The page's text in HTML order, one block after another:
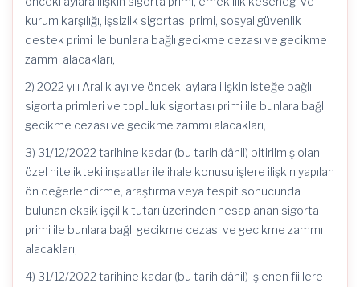
kurum karşılığı, işsizlik sigortası primi, sosyal güvenlik
destek primi ile bunlara bağlı gecikme cezası ve gecikme
zammı alacakları,
2) 2022 yılı Aralık ayı ve önceki aylara ilişkin isteğe bağlı
sigorta primleri ve topluluk sigortası primi ile bunlara bağlı
gecikme cezası ve gecikme zammı alacakları,
3) 31/12/2022 tarihine kadar (bu tarih dâhil) bitirilmiş olan
özel nitelikteki inşaatlar ile ihale konusu işlere ilişkin yapılan
ön değerlendirme, araştırma veya tespit sonucunda
bulunan eksik işçilik tutarı üzerinden hesaplanan sigorta
primi ile bunlara bağlı gecikme cezası ve gecikme zammı
alacakları,
4) 31/12/2022 tarihine kadar (bu tarih dâhil) işlenen fiillere